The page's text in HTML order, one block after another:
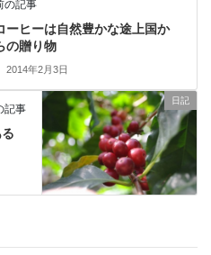
の記事
ーヒーは自然豊かな途上国か
の贈り物
2014年2月3日
日記
記事